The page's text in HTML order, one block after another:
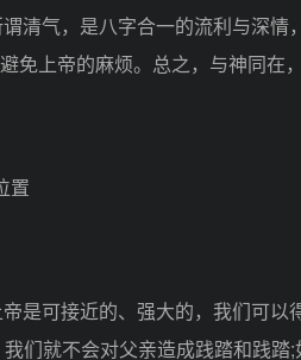
气，是八字合一的流利与深情
免上帝的麻烦。总之，与神同在
置
可接近的、强大的，我们可以
们就不会对父亲造成践踏和践